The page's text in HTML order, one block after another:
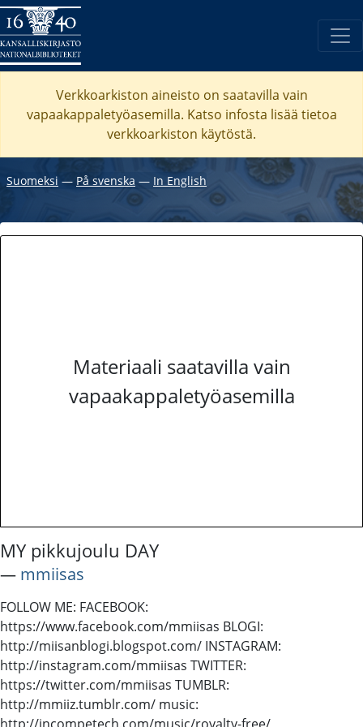
Verkkoarkiston aineisto on saatavilla vain
vapaakappaletyöasemilla. Katso infosta lisää tietoa
verkkoarkiston käytöstä.
Suomeksi ― På svenska ― In English
Materiaali saatavilla vain
vapaakappaletyöasemilla
MY pikkujoulu DAY
― mmiisas
FOLLOW ME: FACEBOOK:
https://www.facebook.com/mmiisas BLOGI:
http://miisanblogi.blogspot.com/ INSTAGRAM:
http://instagram.com/mmiisas TWITTER:
https://twitter.com/mmiisas TUMBLR:
http://mmiiz.tumblr.com/ music: